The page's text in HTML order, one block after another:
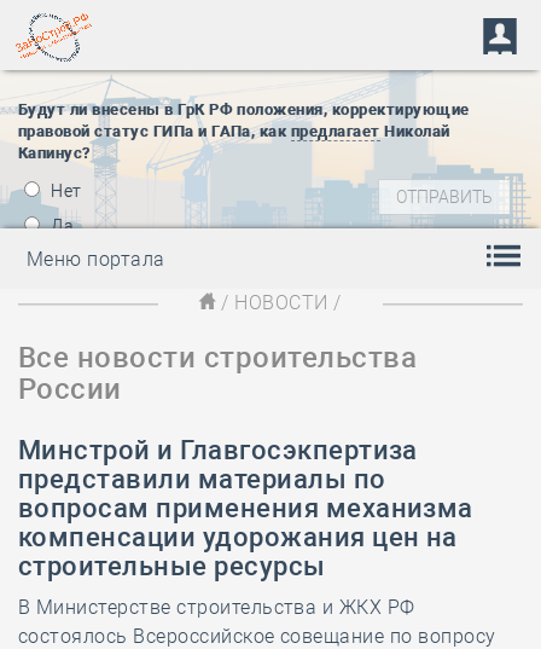
Будут ли внесены в ГрК РФ положения, корректирующие
правовой статус ГИПа и ГАПа, как предлагает Николай
Капинус?
Нет
Да
Меню портала
/ НОВОСТИ /
Все новости строительства
России
Минстрой и Главгосэкпертиза
представили материалы по
вопросам применения механизма
компенсации удорожания цен на
строительные ресурсы
В Министерстве строительства и ЖКХ РФ
состоялось Всероссийское совещание по вопросу